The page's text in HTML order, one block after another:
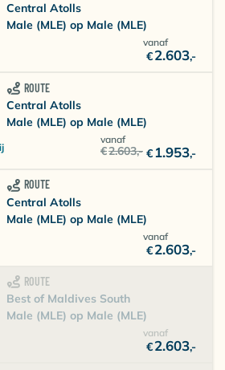
Central Atolls
Male (MLE) op Male (MLE)
vanaf
€2.603,-
ROUTE
Central Atolls
Male (MLE) op Male (MLE)
vanaf
€ 1.953,-
€2.603,-
ROUTE
Central Atolls
Male (MLE) op Male (MLE)
vanaf
€2.603,-
ROUTE
Best of Maldives South
Male (MLE) op Male (MLE)
vanaf
€2.603,-